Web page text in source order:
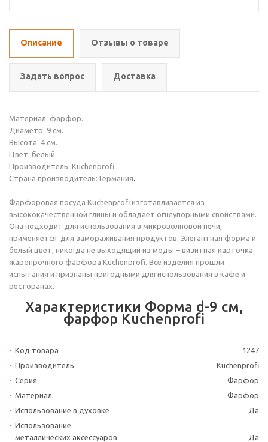
Описание Отзывы о товаре
Задать вопрос Доставка
Материал: фарфор.
Диаметр: 9 см.
Высота: 4 см.
Цвет: белый.
Производитель: Kuchenprofi.
Страна производитель: Германия.
Фарфоровая посуда Kuchenprofi изготавливается из
высококачественной глины и обладает огнеупорными свойствами.
Она подходит для использования в микроволновой печи,
применяется для замораживания продуктов. Элегантная форма и
белый цвет, никогда не выходящий из моды – визитная карточка
жаропрочного фарфора Kuchenprofi. Все изделия прошли
испытания и признаны пригодными для использования в кафе и
ресторанах.
Характеристики Форма d-9 см,
фарфор Kuchenprofi
Код товара
1247
Производитель
Kuchenprofi
Серия
Фарфор
Материал
Фарфор
Использование в духовке
Да
Использование
металлических аксессуаров
Да